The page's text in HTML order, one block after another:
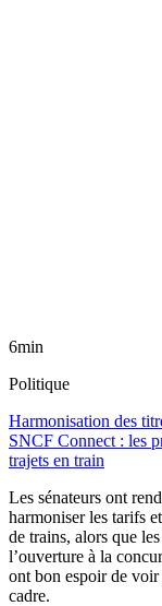
6min
Politique
Harmonisation des
SNCF Connect : les
trajets en train
Les sénateurs ont
harmoniser les tarifs
de trains, alors que
l’ouverture à la
ont bon espoir de voir
cadre.